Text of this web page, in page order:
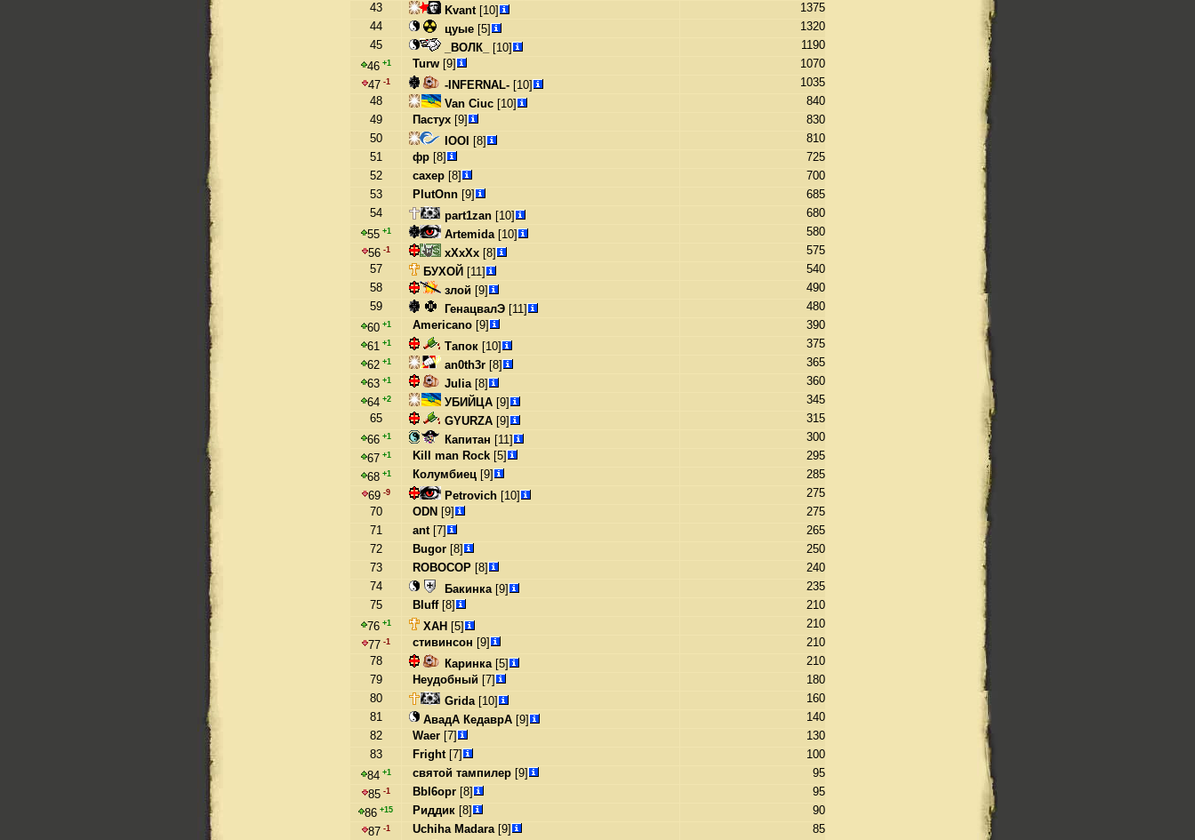
43
Kvant[10]
1375
44
цуые [5]
1320
45
_ВОЛК_ [10]
1190
46 +1 Turw [9]
1070
47 -1 -INFERNAL- [10]
1035
48
Van Ciuc [10]
840
49
Пастух [9]
830
50
IOOI [8]
810
51
фр [8]
725
52
caxep [8]
700
53
PlutOnn [9]
685
54
part1zan [10]
680
55 +1 Artemida[10]
580
56 -1 xXxXx [8]
575
57
БУХОЙ [11]
540
58
злой [9]
490
59
ГенацвалЭ [11]
480
60 +1 Americano [9]
390
61 +1 Тапок [10]
375
62 +1 an0th3r [8]
365
63 +1 Julia[8]
360
64 +2 УБИЙЦА [9]
345
65
GYURZA [9]
315
66 +1 Капитан [11]
300
67 +1 Kill man Rock [5]
295
68 +1 Колумбиец [9]
285
69 -9 Petrovich [10]
275
70
ODN [9]
275
71
ant[7]
265
72
Bugor [8]
250
73
ROBOCOP [8]
240
74
Бакинка[9]
235
75
Bluff[8]
210
76 +1 ХАН [5]
210
77 -1 стивинсон [9]
210
78
Каринка[5]
210
79
Неудобный [7]
180
80
Grida[10]
160
81
АвадА КедаврА [9]
140
82
Waer [7]
130
83
Fright[7]
100
84 +1 святой тампилер [9]
95
85 -1 Bbl6opr [8]
95
86 +15 Риддик [8]
90
87 -1 Uchiha Madara[9]
85